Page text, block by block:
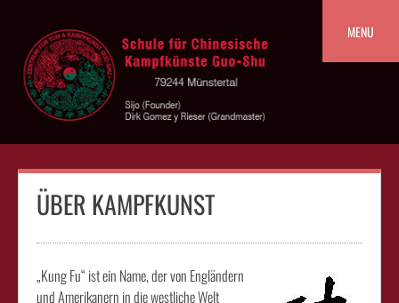
content
MENU
ÜBER KAMPFKUNST
„Kung Fu“ ist ein Name, der von Engländern
und Amerikanern in die westliche Welt